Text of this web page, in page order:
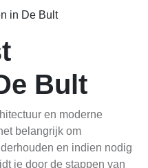
in De Bult
Bult
en moderne
belangrijk om
en indien nodig
je door de stappen van